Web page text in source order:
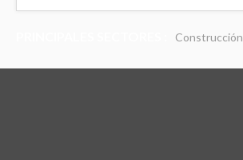
Construcción